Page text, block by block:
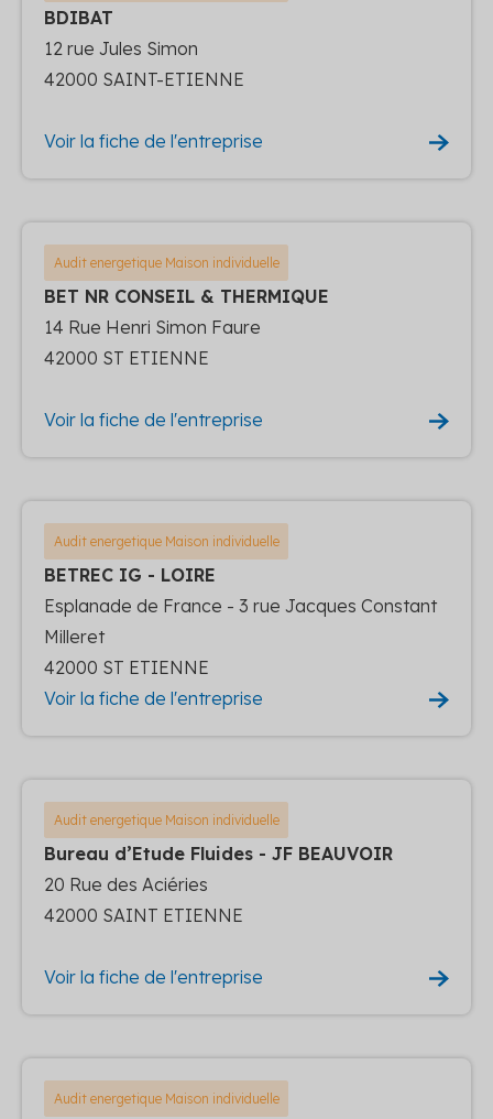
BDIBAT
12 rue Jules Simon
42000 SAINT-ETIENNE
Voir la fiche de l'entreprise
Audit energetique Maison individuelle
BET NR CONSEIL & THERMIQUE
14 Rue Henri Simon Faure
42000 ST ETIENNE
Voir la fiche de l'entreprise
Audit energetique Maison individuelle
BETREC IG - LOIRE
Esplanade de France - 3 rue Jacques Constant
Milleret
42000 ST ETIENNE
Voir la fiche de l'entreprise
Audit energetique Maison individuelle
Bureau d’Etude Fluides - JF BEAUVOIR
20 Rue des Aciéries
42000 SAINT ETIENNE
Voir la fiche de l'entreprise
Audit energetique Maison individuelle